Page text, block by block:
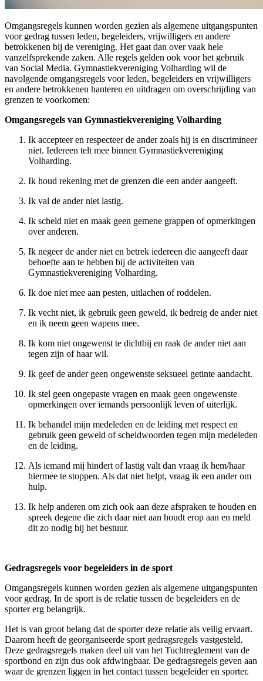
Omgangsregels kunnen worden gezien als algemene uitgangspunten
voor gedrag tussen leden, begeleiders, vrijwilligers en andere
betrokkenen bij de vereniging. Het gaat dan over vaak hele
vanzelfsprekende zaken. Alle regels gelden ook voor het gebruik
van Social Media. Gymnastiekvereniging Volharding wil de
navolgende omgangsregels voor leden, begeleiders en vrijwilligers
en andere betrokkenen hanteren en uitdragen om overschrijding van
grenzen te voorkomen:
Omgangsregels van Gymnastiekvereniging Volharding
Ik accepteer en respecteer de ander zoals hij is en discrimineer
niet. Iedereen telt mee binnen Gymnastiekvereniging
Volharding.
Ik houd rekening met de grenzen die een ander aangeeft.
Ik val de ander niet lastig.
Ik scheld niet en maak geen gemene grappen of opmerkingen
over anderen.
Ik negeer de ander niet en betrek iedereen die aangeeft daar
behoefte aan te hebben bij de activiteiten van
Gymnastiekvereniging Volharding.
Ik doe niet mee aan pesten, uitlachen of roddelen.
Ik vecht niet, ik gebruik geen geweld, ik bedreig de ander niet
en ik neem geen wapens mee.
Ik kom niet ongewenst te dichtbij en raak de ander niet aan
tegen zijn of haar wil.
Ik geef de ander geen ongewenste seksueel getinte aandacht.
Ik stel geen ongepaste vragen en maak geen ongewenste
opmerkingen over iemands persoonlijk leven of uiterlijk.
Ik behandel mijn medeleden en de leiding met respect en
gebruik geen geweld of scheldwoorden tegen mijn medeleden
en de leiding.
Als iemand mij hindert of lastig valt dan vraag ik hem/haar
hiermee te stoppen. Als dat niet helpt, vraag ik een ander om
hulp.
Ik help anderen om zich ook aan deze afspraken te houden en
spreek degene die zich daar niet aan houdt erop aan en meld
dit zo nodig bij het bestuur.
Gedragsregels voor begeleiders in de sport
Omgangsregels kunnen worden gezien als algemene uitgangspunten
voor gedrag. In de sport is de relatie tussen de begeleiders en de
sporter erg belangrijk.
Het is van groot belang dat de sporter deze relatie als veilig ervaart.
Daarom heeft de georganiseerde sport gedragsregels vastgesteld.
Deze gedragsregels maken deel uit van het Tuchtreglement van de
sportbond en zijn dus ook afdwingbaar. De gedragsregels geven aan
waar de grenzen liggen in het contact tussen begeleider en sporter.